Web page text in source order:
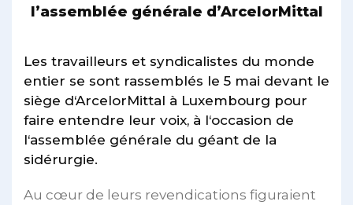
l’assemblée générale d’ArcelorMittal
Les travailleurs et syndicalistes du monde
entier se sont rassemblés le 5 mai devant le
siège d‘ArcelorMittal à Luxembourg pour
faire entendre leur voix, à l‘occasion de
l‘assemblée générale du géant de la
sidérurgie.
Au cœur de leurs revendications figuraient